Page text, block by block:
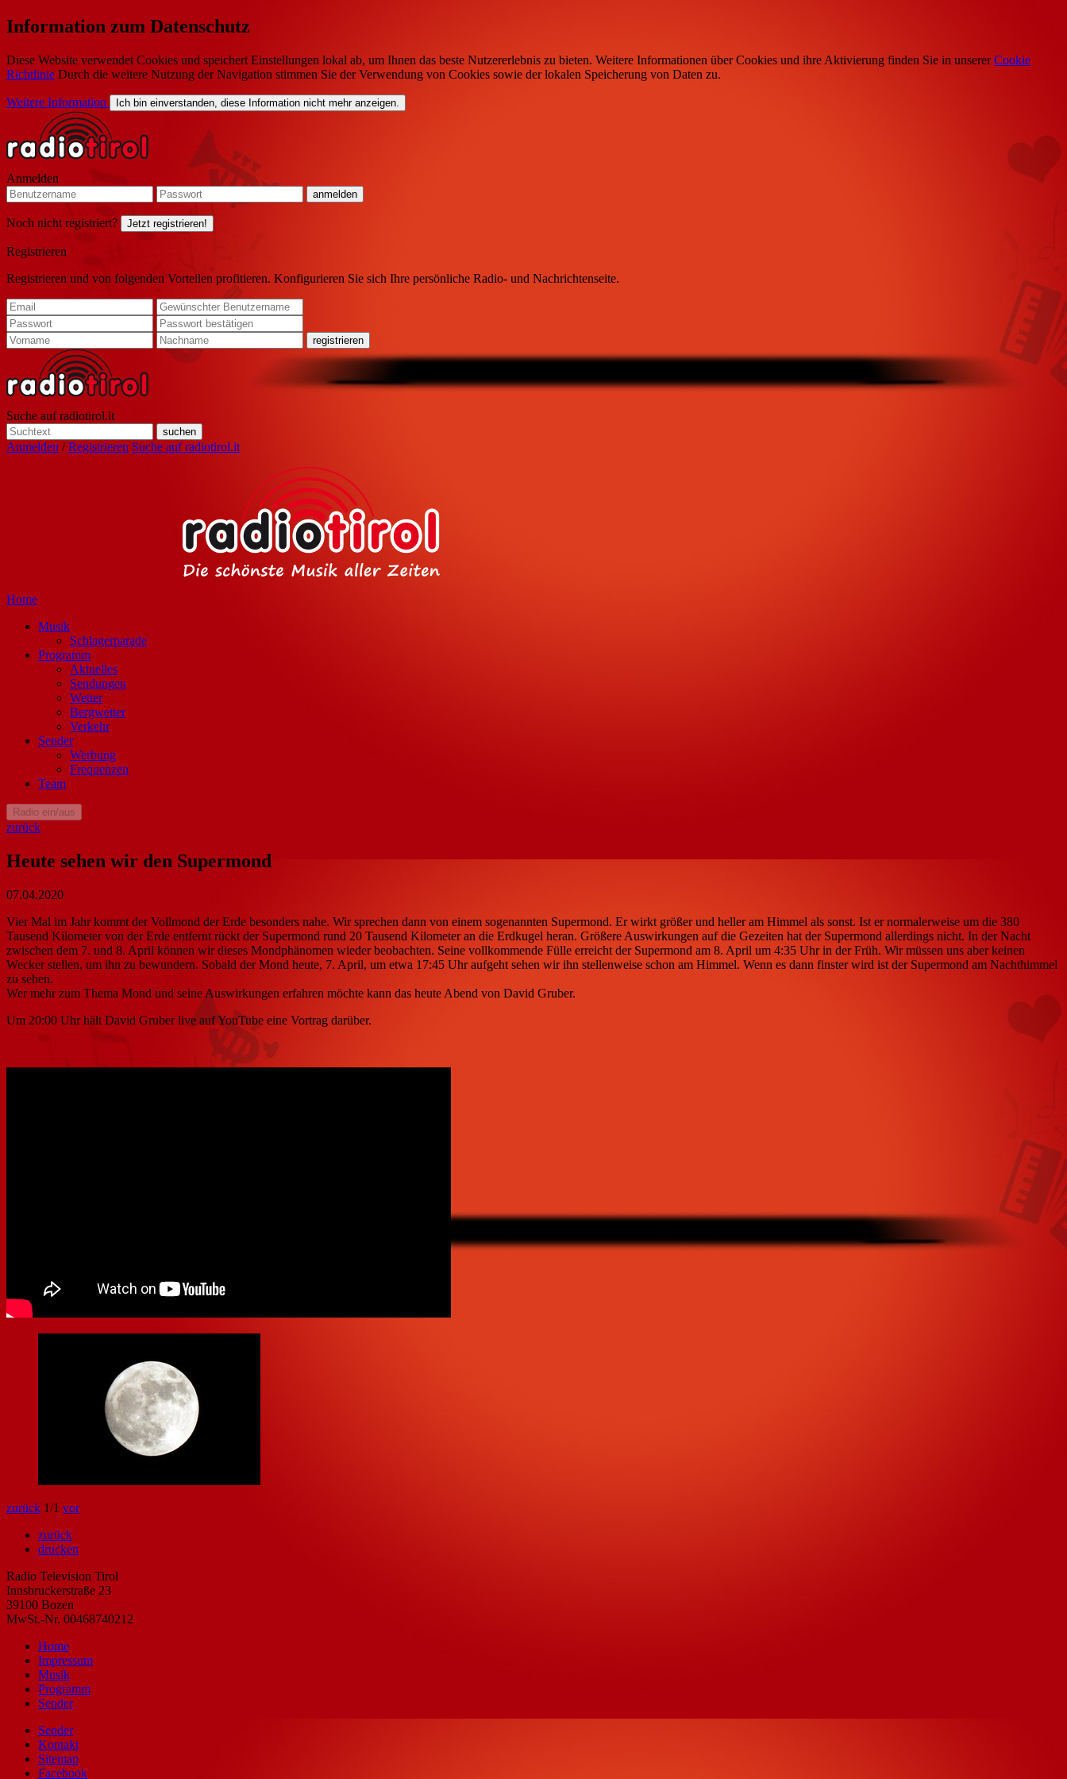
Information zum Datenschutz
Diese Website verwendet Cookies und speichert Einstellungen lokal ab, um Ihnen das beste Nutzererlebnis zu bieten. Weitere Informationen über Cookies und ihre Aktivierung finden Sie in unsererCookie
Richtlinie Durch die weitere Nutzung der Navigation stimmen Sie der Verwendung von Cookies sowie der lokalen Speicherung von Daten zu.
Weitere Information Ich bin einverstanden, diese Information nicht mehr anzeigen.
Anmelden
Noch nicht registriert? Jetzt registrieren!
Registrieren
Registrieren und von folgenden Vorteilen profitieren. Konfigurieren Sie sich Ihre persönliche Radio- und Nachrichtenseite.
Suche auf radiotirol.it
Anmelden /Registrieren Suche auf radiotirol.it
Home
Musik
Schlagerparade
Programm
Aktuelles
Sendungen
Wetter
Bergwetter
Verkehr
Sender
Werbung
Frequenzen
Team
Radio ein/aus
zurück
Heute sehen wir den Supermond
07.04.2020
Vier Mal im Jahr kommt der Vollmond der Erde besonders nahe. Wir sprechen dann von einem sogenannten Supermond. Er wirkt größer und heller am Himmel als sonst. Ist er normalerweise um die 380
Tausend Kilometer von der Erde entfernt rückt der Supermond rund 20 Tausend Kilometer an die Erdkugel heran. Größere Auswirkungen auf die Gezeiten hat der Supermond allerdings nicht. In der Nacht
zwischen dem 7. und 8. April können wir dieses Mondphänomen wieder beobachten. Seine vollkommende Fülle erreicht der Supermond am 8. April um 4:35 Uhr in der Früh. Wir müssen uns aber keinen
Wecker stellen, um ihn zu bewundern. Sobald der Mond heute, 7. April, um etwa 17:45 Uhr aufgeht sehen wir ihn stellenweise schon am Himmel. Wenn es dann finster wird ist der Supermond am Nachthimmel
zu sehen.
Wer mehr zum Thema Mond und seine Auswirkungen erfahren möchte kann das heute Abend von David Gruber.
Um 20:00 Uhr hält David Gruber live auf YouTube eine Vortrag darüber.
zurück 1/1 vor
zurück
drucken
Radio Television Tirol
Innsbruckerstraße 23
39100 Bozen
MwSt.-Nr. 00468740212
Home
Impressum
Musik
Programm
Sender
Sender
Kontakt
Sitemap
Facebook